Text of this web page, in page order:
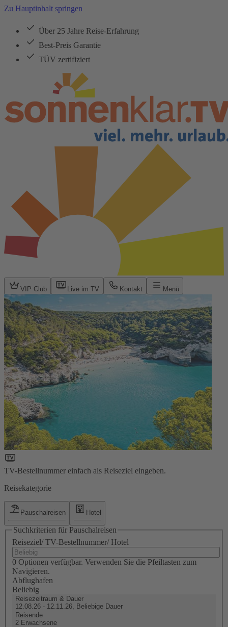
Zu Hauptinhalt springen
Über 25 Jahre Reise-Erfahrung
Best-Preis Garantie
TÜV zertifiziert
VIP Club Live im TV Kontakt Menü
TV-Bestellnummer einfach als Reiseziel eingeben.
Reisekategorie
Pauschalreisen Hotel
Suchkriterien für Pauschalreisen
Reiseziel/ TV-Bestellnummer/ Hotel
0 Optionen verfügbar. Verwenden Sie die Pfeiltasten zum
Navigieren.
Abflughafen
Beliebig
Reisezeitraum & Dauer
12.08.26 - 12.11.26, Beliebige Dauer
Reisende
2 Erwachsene